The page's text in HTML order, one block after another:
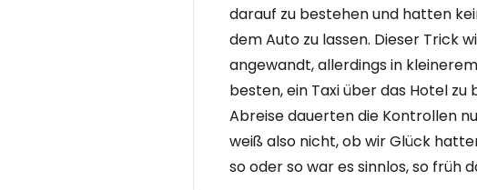
darauf zu bestehen und hatten
dem Auto zu lassen. Dieser Trick
angewandt, allerdings in
besten, ein Taxi über das Hotel
Abreise dauerten die Kontrollen
weiß also nicht, ob wir Glück
so oder so war es sinnlos, so früh